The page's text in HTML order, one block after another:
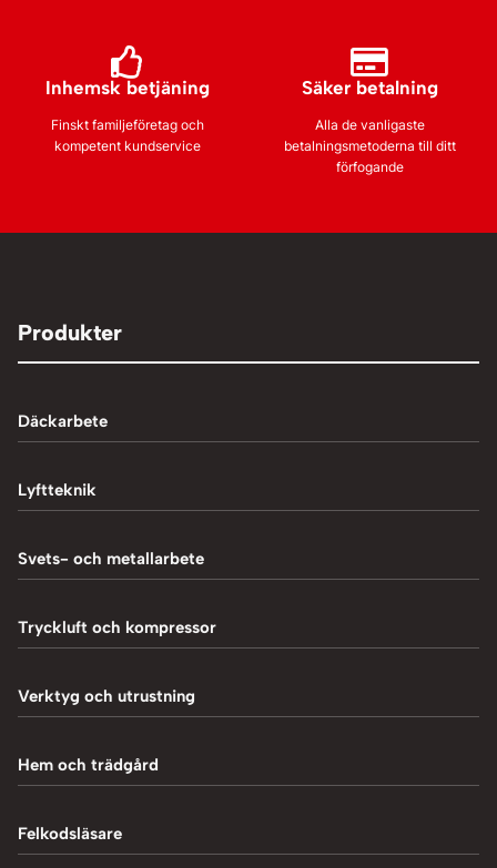
Inhemsk betjäning
Finskt familjeföretag och
kompetent kundservice
Säker betalning
Alla de vanligaste
betalningsmetoderna till ditt
förfogande
Produkter
Däckarbete
Balanseringsmaskiner
Chockluftare
Däckmaskiner
Däckventiler
Tillbehör och verktyg
Lyftteknik
1-Pelarlyft
4-Pelarlyft
Saxlyft - Låglyft
Svets- och metallarbete
Induktionsvärmare
MIG-svetsning
Plasmaskärning
Tryckluft och kompressor
Blästring
Luftpåfyllare
Mutterdragare
Verktyg och utrustning
Batteriladdare
Hydraulpressar
Hem och trädgård
Vedklyvar
Felkodsläsare